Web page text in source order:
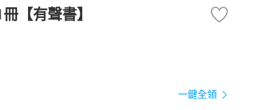
【有聲書】
一鍵全領